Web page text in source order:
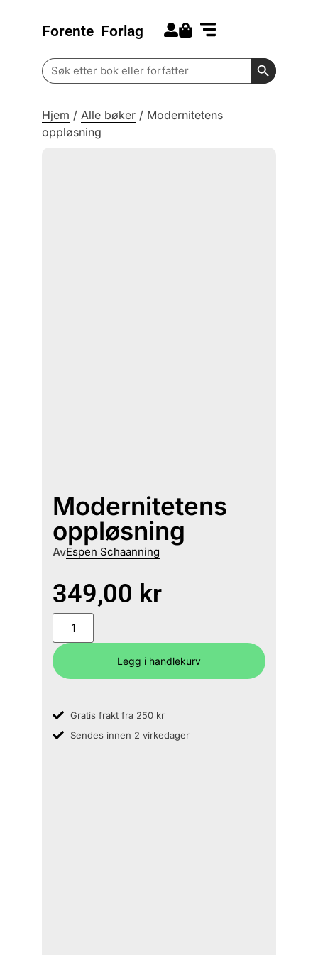
Forente Forlag
Search
for:
Search
Hjem / Alle bøker / Modernitetens
oppløsning
Modernitetens
oppløsning
AvEspen Schaanning
349,00 kr
Legg i handlekurv
Gratis frakt fra 250 kr
Sendes innen 2 virkedager